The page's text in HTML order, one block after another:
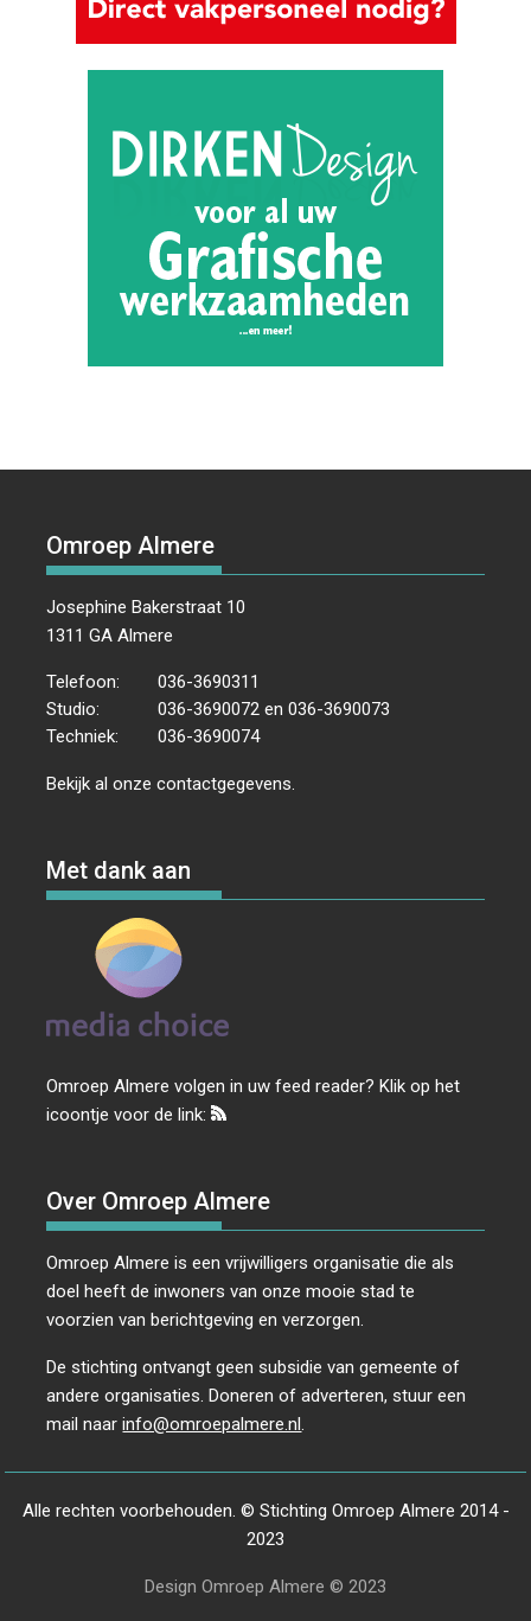
Omroep Almere
Josephine Bakerstraat 10
1311 GA Almere
Telefoon:
036-3690311
Studio:
036-3690072 en 036-3690073
Techniek:
036-3690074
Bekijk al onzecontactgegevens
Met dank aan
Omroep Almere volgen in uw feed reader? Klik op het
icoontje voor de link:
Over Omroep Almere
Omroep Almere is een vrijwilligers organisatie die als
doel heeft de inwoners van onze mooie stad te
voorzien van berichtgeving en verzorgen.
De stichting ontvangt geen subsidie van gemeente of
andere organisaties. Doneren of adverteren, stuur een
mail naarinfo@omroepalmere.nl.
Alle rechten voorbehouden. © Stichting Omroep Almere 2014 -
2023
Design Omroep Almere © 2023